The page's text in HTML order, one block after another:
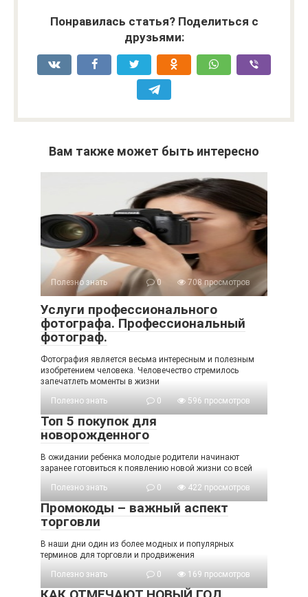
Понравилась статья? Поделиться с
друзьями:
Вам также может быть интересно
Полезно знать 0 708 просмотров
Услуги профессионального
фотографа. Профессиональный
фотограф.
Фотография является весьма интересным и полезным
изобретением человека. Человечество стремилось
запечатлеть моменты в жизни
Полезно знать
0 596 просмотров
Топ 5 покупок для
новорожденного
В ожидании ребенка молодые родители начинают
заранее готовиться к появлению новой жизни со всей
Полезно знать
0 422 просмотров
Промокоды – важный аспект
торговли
В наши дни один из более модных и популярных
терминов для торговли и продвижения
Полезно знать
0 169 просмотров